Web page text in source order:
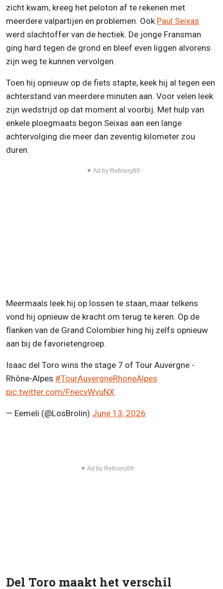
zicht kwam, kreeg het peloton af te rekenen met
meerdere valpartijen en problemen. Ook Paul Seixas
werd slachtoffer van de hectiek. De jonge Fransman
ging hard tegen de grond en bleef even liggen alvorens
zijn weg te kunnen vervolgen.
Toen hij opnieuw op de fiets stapte, keek hij al tegen een
achterstand van meerdere minuten aan. Voor velen leek
zijn wedstrijd op dat moment al voorbij. Met hulp van
enkele ploegmaats begon Seixas aan een lange
achtervolging die meer dan zeventig kilometer zou
duren.
▼ Ad by Refinery89
Meermaals leek hij op lossen te staan, maar telkens
vond hij opnieuw de kracht om terug te keren. Op de
flanken van de Grand Colombier hing hij zelfs opnieuw
aan bij de favorietengroep.
Isaac del Toro wins the stage 7 of Tour Auvergne -
Rhône-Alpes #TourAuvergneRhoneAlpes
pic.twitter.com/FnecvWvuNX
— Eemeli (@LosBrolin) June 13, 2026
▼ Ad by Refinery89
Del Toro maakt het verschil